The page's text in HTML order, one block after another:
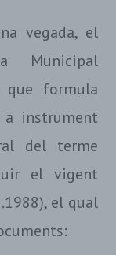
vegada, el
Municipal
que formula
a instrument
del terme
el vigent
el qual